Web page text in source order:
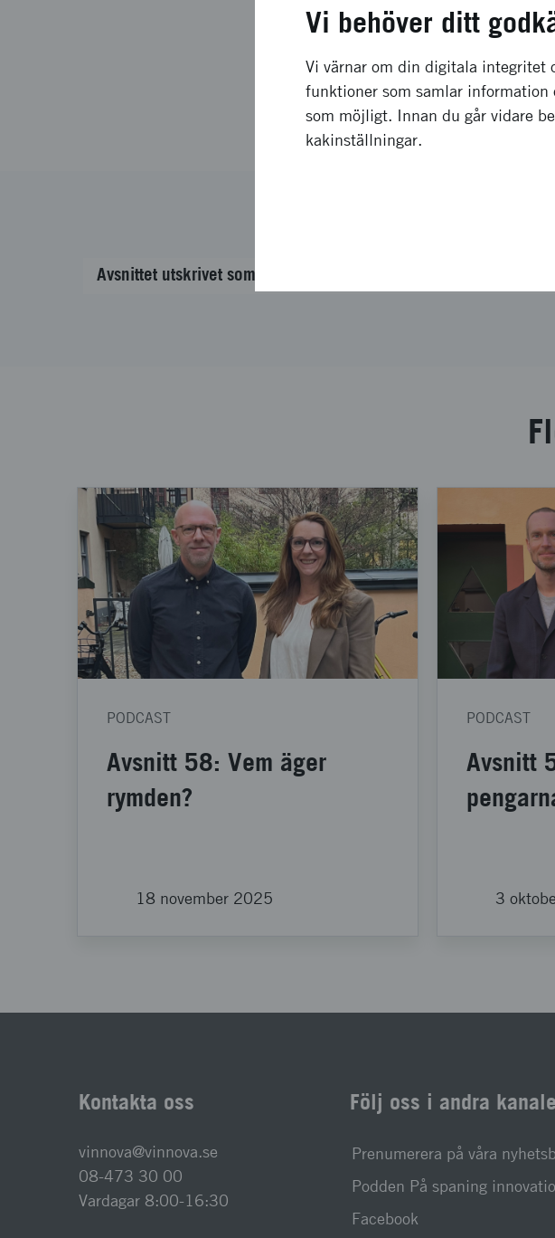
Avsnittet utskrivet som text
PODCAST
Avsnitt 58: Vem äger
rymden?
18 november 2025
PODCAST
Avsnitt
3
Kontakta oss
vinnova@vinnova.se
08-473 30 00
Vardagar 8:00-16:30
Följ oss i andra
Prenumerera på våra
Podden På spaning
Facebook
Vi behöver ditt
Vi värnar om din digitala integritet
funktioner som samlar information
som möjligt. Innan du går vidare
kakinställningar.